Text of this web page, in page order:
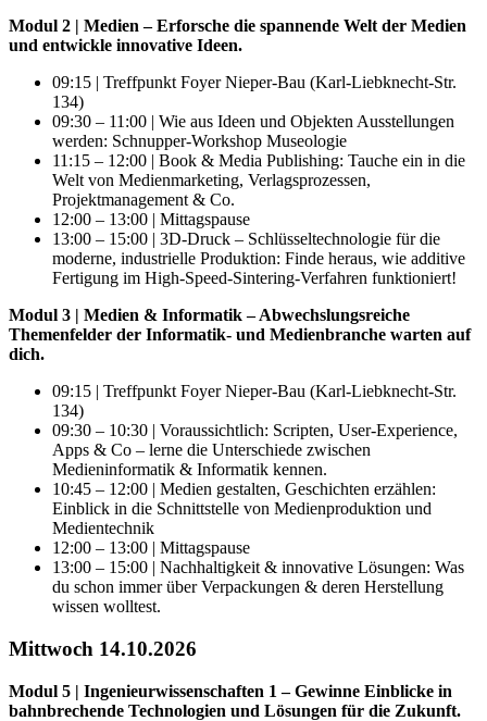
Modul 2 | Medien – Erforsche die spannende Welt der Medien
und entwickle innovative Ideen.
09:15 | Treffpunkt Foyer Nieper-Bau (Karl-Liebknecht-Str.
134)
09:30 – 11:00 | Wie aus Ideen und Objekten Ausstellungen
werden: Schnupper-Workshop Museologie
11:15 – 12:00 | Book & Media Publishing: Tauche ein in die
Welt von Medienmarketing, Verlagsprozessen,
Projektmanagement & Co.
12:00 – 13:00 | Mittagspause
13:00 – 15:00 | 3D-Druck – Schlüsseltechnologie für die
moderne, industrielle Produktion: Finde heraus, wie additive
Fertigung im High-Speed-Sintering-Verfahren funktioniert!
Modul 3 | Medien & Informatik – Abwechslungsreiche
Themenfelder der Informatik- und Medienbranche warten auf
dich.
09:15 | Treffpunkt Foyer Nieper-Bau (Karl-Liebknecht-Str.
134)
09:30 – 10:30 | Voraussichtlich: Scripten, User-Experience,
Apps & Co – lerne die Unterschiede zwischen
Medieninformatik & Informatik kennen.
10:45 – 12:00 | Medien gestalten, Geschichten erzählen:
Einblick in die Schnittstelle von Medienproduktion und
Medientechnik
12:00 – 13:00 | Mittagspause
13:00 – 15:00 | Nachhaltigkeit & innovative Lösungen: Was
du schon immer über Verpackungen & deren Herstellung
wissen wolltest.
Mittwoch 14.10.2026
Modul 5 | Ingenieurwissenschaften 1 – Gewinne Einblicke in
bahnbrechende Technologien und Lösungen für die Zukunft.